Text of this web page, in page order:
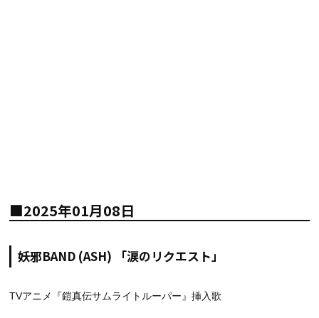
■2025年01月08日
妖邪BAND (ASH) 「涙のリクエスト」
TVアニメ『鎧真伝サムライトルーパー』挿入歌